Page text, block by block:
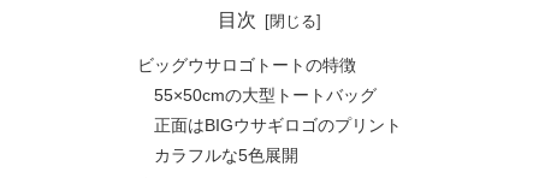
目次
ビッグウサロゴトートの特徴
55×50cmの大型トートバッグ
正面はBIGウサギロゴのプリント
カラフルな5色展開